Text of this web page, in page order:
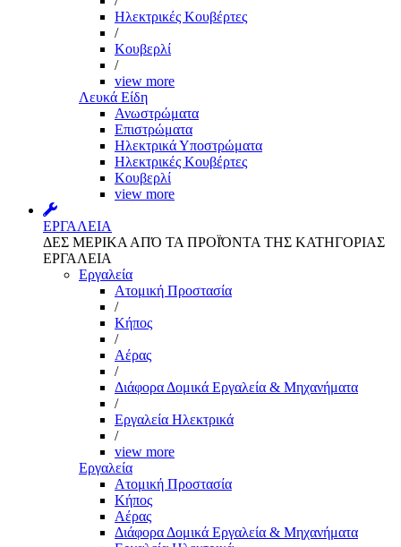
Ηλεκτρικές Κουβέρτες
/
Κουβερλί
/
view more
Λευκά Είδη
Ανωστρώματα
Επιστρώματα
Ηλεκτρικά Υποστρώματα
Ηλεκτρικές Κουβέρτες
Κουβερλί
view more
ΕΡΓΑΛΕΙΑ
ΔΕΣ ΜΕΡΙΚΑ ΑΠΌ ΤΑ ΠΡΟΪΌΝΤΑ ΤΗΣ ΚΑΤΗΓΟΡΙΑΣ
ΕΡΓΑΛΕΙΑ
Εργαλεία
Aτομική Προστασία
/
Kήπος
/
Αέρας
/
Διάφορα Δομικά Εργαλεία & Μηχανήματα
/
Εργαλεία Ηλεκτρικά
/
view more
Εργαλεία
Aτομική Προστασία
Kήπος
Αέρας
Διάφορα Δομικά Εργαλεία & Μηχανήματα